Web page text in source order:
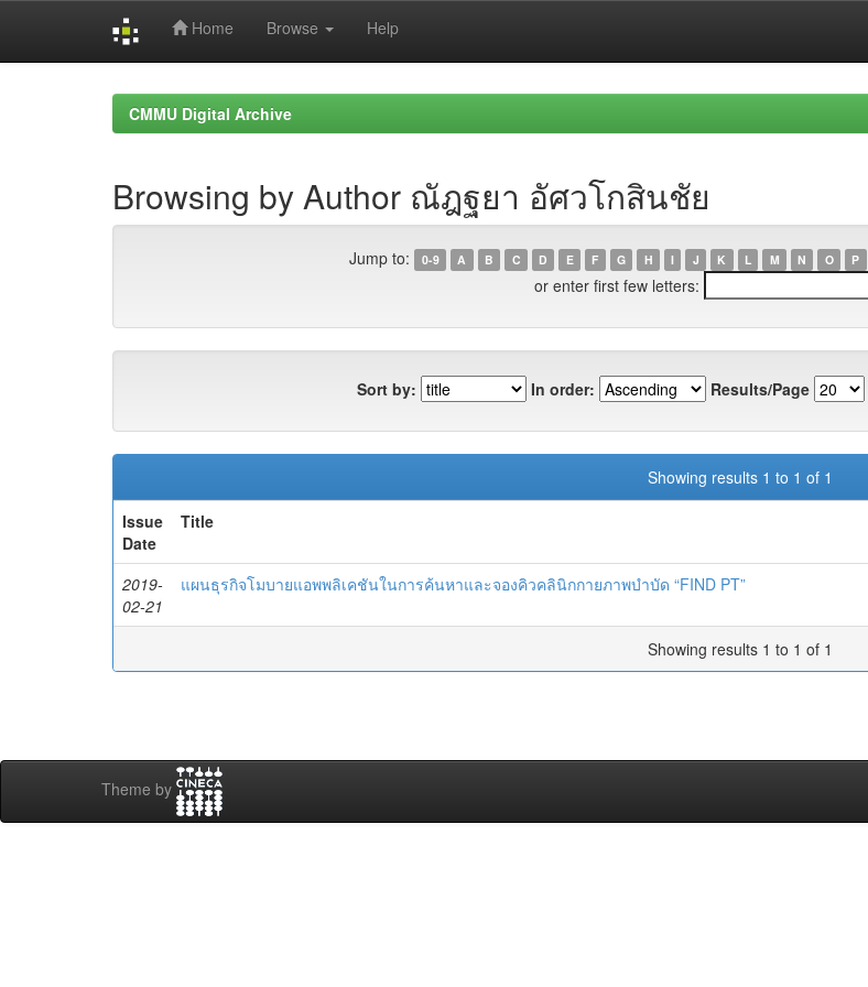
Home Browse Help
CMMU Digital Archive
Browsing by Author ณัฎฐยา อัศวโกสินชัย
Jump to: 0-9 A B C D E F G H I J K L M N O P
or enter first few letters:
Sort by: In order: Results/Page
Showing results 1 to 1 of 1
Issue
Date
Title
2019-
02-21
แผนธุรกิจโมบายแอพพลิเคชันในการค้นหาและจองคิวคลินิกกายภาพบำบัด “FIND PT”
Showing results 1 to 1 of 1
Theme by